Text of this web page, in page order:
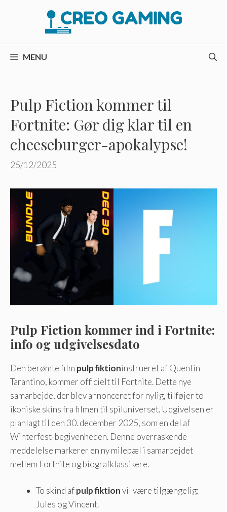
MENU
Pulp Fiction kommer til
Fortnite: Gør dig klar til en
cheeseburger-apokalypse!
25/12/2025
Pulp Fiction kommer ind i Fortnite:
info og udgivelsesdato
Den berømte film pulp fiktioninstrueret af Quentin
Tarantino, kommer officielt til Fortnite. Dette nye
samarbejde, der blev annonceret for nylig, tilføjer to
ikoniske skins fra filmen til spiluniverset. Udgivelsen er
planlagt til den 30. december 2025, som en del af
Winterfest-begivenheden. Denne overraskende
meddelelse markerer en ny milepæl i samarbejdet
mellem Fortnite og biografklassikere.
To skind afpulp fiktionvil være tilgængelig:
Jules og Vincent.